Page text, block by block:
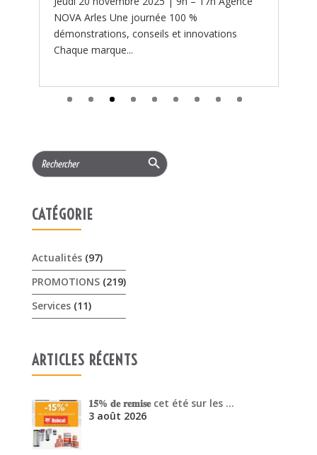
Search Search Button
CATÉGORIE
PROMOTIONS
𝟏𝟓% 𝐝𝐞 𝐫𝐞𝐦𝐢𝐬𝐞 cet été sur les …
3 août 2026
Offres Pellenc olivion peigne …